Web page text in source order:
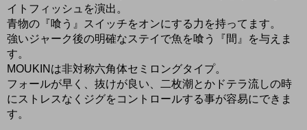
イトフィッシュを演出。
青物の『喰う』スイッチをオンにする力を持ってます。
強いジャーク後の明確なステイで魚を喰う『間』を与えま
す。
MOUKINは非対称六角体セミロングタイプ。
フォールが早く、抜けが良い、二枚潮とかドテラ流しの時
にストレスなくジグをコントロールする事が容易にできま
す。